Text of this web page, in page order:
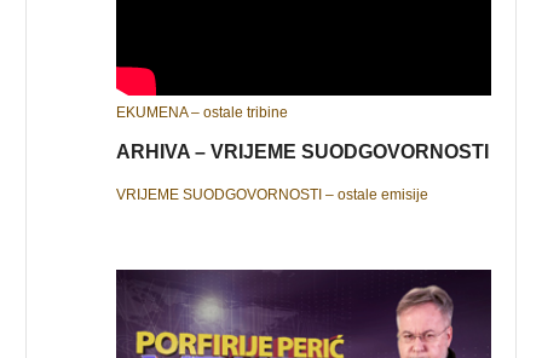
EKUMENA – ostale tribine
ARHIVA – VRIJEME SUODGOVORNOSTI
VRIJEME SUODGOVORNOSTI – ostale emisije